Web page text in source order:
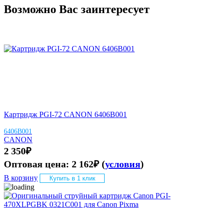
Возможно Вас заинтересует
Картридж PGI-72 CANON 6406B001
6406B001
CANON
2 350₽
Оптовая цена: 2 162₽ (условия)
В корзину Купить в 1 клик